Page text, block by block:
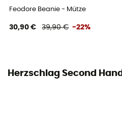
Feodore Beanie - Mütze
30,90 € 39,90 € -22%
Herzschlag Second Hand